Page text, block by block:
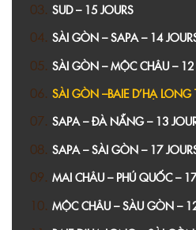
SUD – 15 JOURS
SÀI GÒN – SAPA – 14
SÀI GÒN – MỘC CHÂU – 12
SÀI GÒN –BAIE D’HẠ LONG
SAPA – ĐÀ NẴNG – 13
SAPA – SÀI GÒN – 17
MAI CHÂU – PHÚ QUỐC –
MỘC CHÂU – SÀU GÒN –